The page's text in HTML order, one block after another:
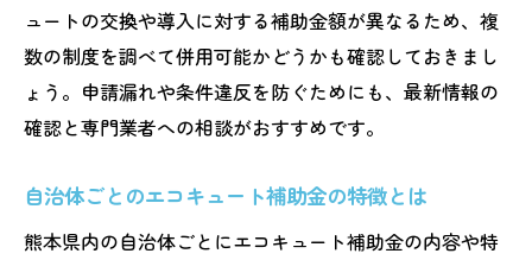
ュートの交換や導入に対する補助金額が異なるため、複
数の制度を調べて併用可能かどうかも確認しておきまし
ょう。申請漏れや条件違反を防ぐためにも、最新情報の
確認と専門業者への相談がおすすめです。
自治体ごとのエコキュート補助金の特徴とは
熊本県内の自治体ごとにエコキュート補助金の内容や特